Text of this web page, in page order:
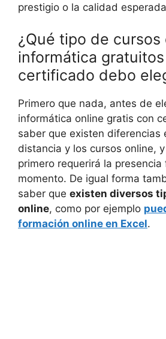
prestigio o la calidad
¿Qué tipo de cursos
informática
certificado debo
Primero que nada, antes de
informática online gratis con
saber que existen diferencias
distancia y los cursos online,
primero requerirá la presencia
momento. De igual forma
saber que existen diversos
online, como por ejemplo
formación online en Excel.